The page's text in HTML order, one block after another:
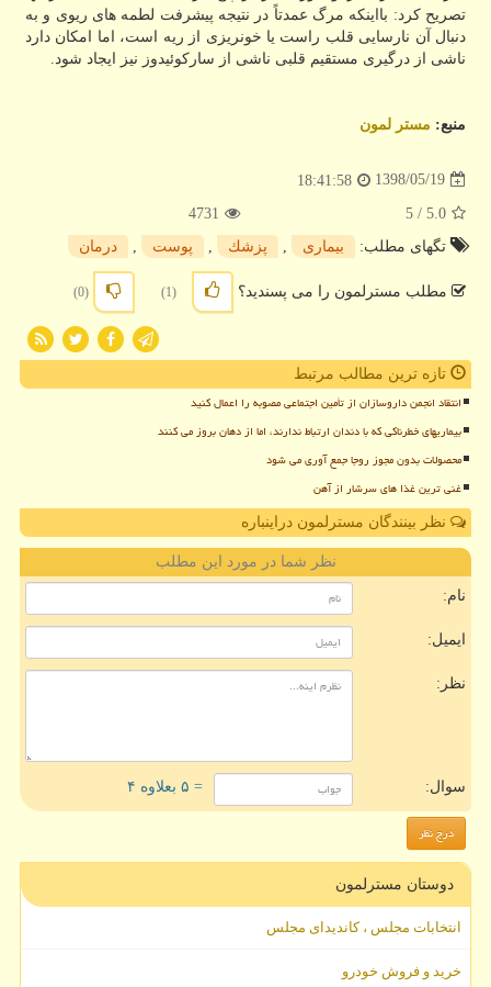
تصریح كرد: بااینكه مرگ عمدتاً در نتیجه پیشرفت لطمه های ریوی و به
دنبال آن نارسایی قلب راست یا خونریزی از ریه است، اما امكان دارد
ناشی از درگیری مستقیم قلبی ناشی از ساركوئیدوز نیز ایجاد شود.
منبع: مستر لمون
1398/05/19
18:41:58
5.0
/ 5
4731
تگهای مطلب:
بیماری پزشك پوست درمان
مطلب مسترلمون را می پسندید؟ (1)
(0)
تازه ترین مطالب مرتبط
انتقاد انجمن داروسازان از تأمین اجتماعی مصوبه را اعمال کنید
بیماریهای خطرناکی که با دندان ارتباط ندارند، اما از دهان بروز می کنند
محصولات بدون مجوز روجا جمع آوری می شود
غنی ترین غذا های سرشار از آهن
نظر بینندگان مسترلمون دراینباره
نظر شما در مورد این مطلب
نام:
ایمیل:
نظر:
سوال: = ۵ بعلاوه ۴
دوستان مسترلمون
انتخابات مجلس ، کاندیدای مجلس
خرید و فروش خودرو